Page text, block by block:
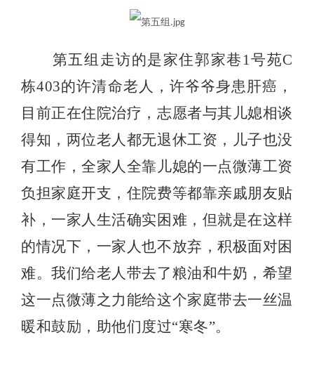
第五组走访的是家住郭家巷 1号苑C
栋403的许清命老人，许爷爷身患肝癌，
目前正在住院治疗，志愿者与其儿媳相谈
得知，两位老人都无退休工资，儿子也没
有工作，全家人全靠儿媳的一点微薄工资
负担家庭开支，住院费等都靠亲戚朋友贴
补，一家人生活确实困难，但就是在这样
的情况下，一家人也不放弃，积极面对困
难。我们给老人带去了粮油和牛奶，希望
这一点微薄之力能给这个家庭带去一丝温
暖和鼓励，助他们度过“寒冬”。